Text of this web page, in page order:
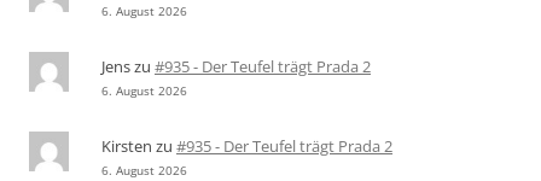
6. August 2026
Jenszu #935 - Der Teufel trägt Prada 2
6. August 2026
Kirsten zu #935 - Der Teufel trägt Prada 2
6. August 2026